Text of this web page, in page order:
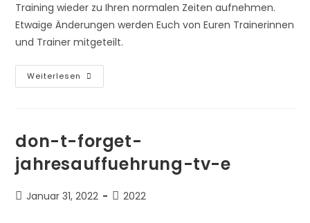
Training wieder zu Ihren normalen Zeiten aufnehmen.
Etwaige Änderungen werden Euch von Euren Trainerinnen
und Trainer mitgeteilt.
Weiterlesen Training-
Nach-
don-t-forget-
jahresauffuehrung-tv-e
Beitrag
Januar 31, 2022
Beitrags-
2022